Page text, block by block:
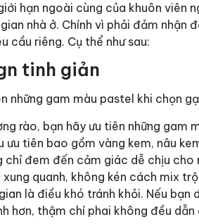
hạn ngoài cùng của khuôn viên
nhà ở. Chính vì phải đảm nhận
cầu riêng. Cụ thể như sau:
tinh giản
những gam màu pastel khi chọn
rào, bạn hãy ưu tiên những gam
tiên bao gồm vàng kem, nâu
đem đến cảm giác dễ chịu
quanh, không kén cách mix
là điều khó tránh khỏi. Nếu bạn
hơn, thậm chí phai không đều